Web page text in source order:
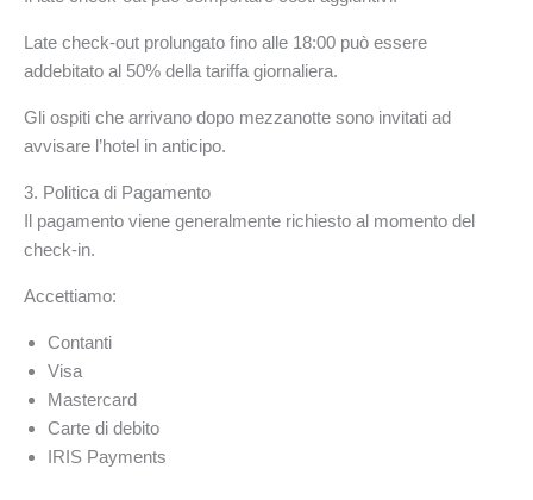
Late check-out prolungato fino alle 18:00 può essere
addebitato al 50% della tariffa giornaliera.
Gli ospiti che arrivano dopo mezzanotte sono invitati ad
avvisare l’hotel in anticipo.
3. Politica di Pagamento
Il pagamento viene generalmente richiesto al momento del
check-in.
Accettiamo:
Contanti
Visa
Mastercard
Carte di debito
IRIS Payments